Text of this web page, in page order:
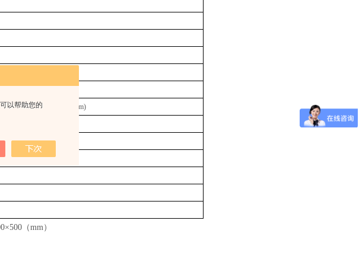
以帮助您的
100mm）
为被测长度，单位：mm)
（mm）